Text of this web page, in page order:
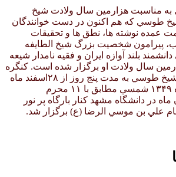
به مناسبت هزارمین سال ولادت شیخ
طوسي كه هم اكنون در دست خوانندگان
عمده نوشته ها، نطق ها و تحقيقات
پيرامون شخصيت بزرگ شيخ الطايفه
بلند آوازه ايران و فقيه نامدار شيعه
سال ولادت او برگزار شده است. كنگره
هزاره شيخ الطايفه يا شيخ طوسي به مدت پنج روز از ۲۸اسفند ماه
۱۳۴۸تا ۳ فروردين ماه ۱۳۴۹ شمسي مطابق با ۱۱ محرم
تا ۱۵همان ماه در دانشگاه مشهد كنار بارگاه پر نور
علي بن موسي الرضا (ع) برگزار شد.